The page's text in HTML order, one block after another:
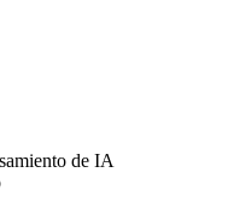
de IA